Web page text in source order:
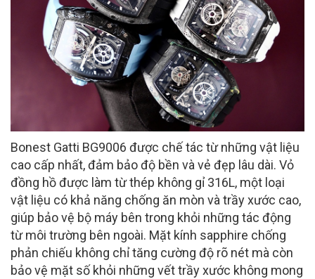
Bonest Gatti BG9006 được chế tác từ những vật liệu
cao cấp nhất, đảm bảo độ bền và vẻ đẹp lâu dài. Vỏ
đồng hồ được làm từ thép không gỉ 316L, một loại
vật liệu có khả năng chống ăn mòn và trầy xước cao,
giúp bảo vệ bộ máy bên trong khỏi những tác động
từ môi trường bên ngoài. Mặt kính sapphire chống
phản chiếu không chỉ tăng cường độ rõ nét mà còn
bảo vệ mặt số khỏi những vết trầy xước không mong